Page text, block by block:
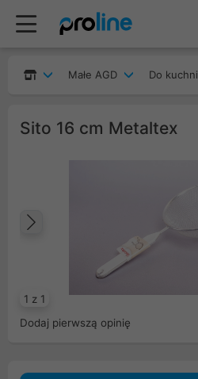
Małe AGD Do kuchni
Sito 16 cm Metaltex
1 z 1
Poprzedni
Dodaj pierwszą opinię